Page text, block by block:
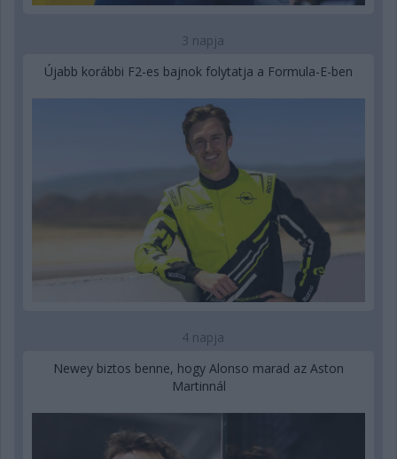
3 napja
Újabb korábbi F2-es bajnok folytatja a Formula-E-ben
4 napja
Newey biztos benne, hogy Alonso marad az Aston
Martinnál